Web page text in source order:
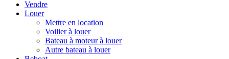
Vendre
Louer
Mettre en location
Voilier à louer
Bateau à moteur à louer
Autre bateau à louer